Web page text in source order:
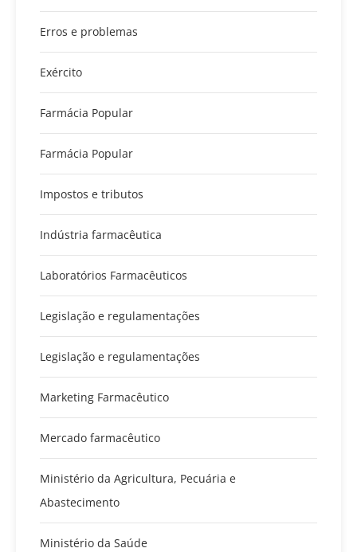
Erros e problemas
Exército
Farmácia Popular
Farmácia Popular
Impostos e tributos
Indústria farmacêutica
Laboratórios Farmacêuticos
Legislação e regulamentações
Legislação e regulamentações
Marketing Farmacêutico
Mercado farmacêutico
Ministério da Agricultura, Pecuária e
Abastecimento
Ministério da Saúde